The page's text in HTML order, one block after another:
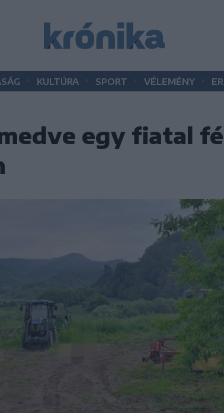
KULTÚRA SPORT VÉLEMÉNY
egy fiatal